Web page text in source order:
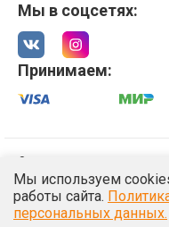
Мы в соцсетях:
Принимаем:
Политика обработки
/**/
Мы используем
работы сайта.
персональных данных.